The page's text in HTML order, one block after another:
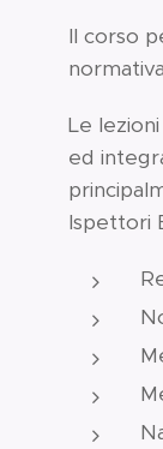
Il corso
Le
ed
Ispettori